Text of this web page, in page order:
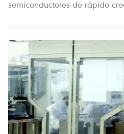
semiconductores de rápido